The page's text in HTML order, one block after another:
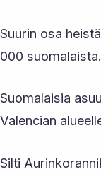
Suurin osa
000 suomalaista.
Suomalaisia
Valencian
Silti